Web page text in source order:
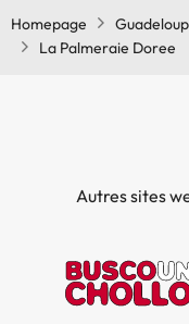
Homepage
La Palmeraie Doree
Autres sites